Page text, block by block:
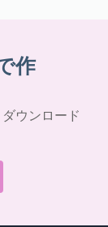
作
ウンロード